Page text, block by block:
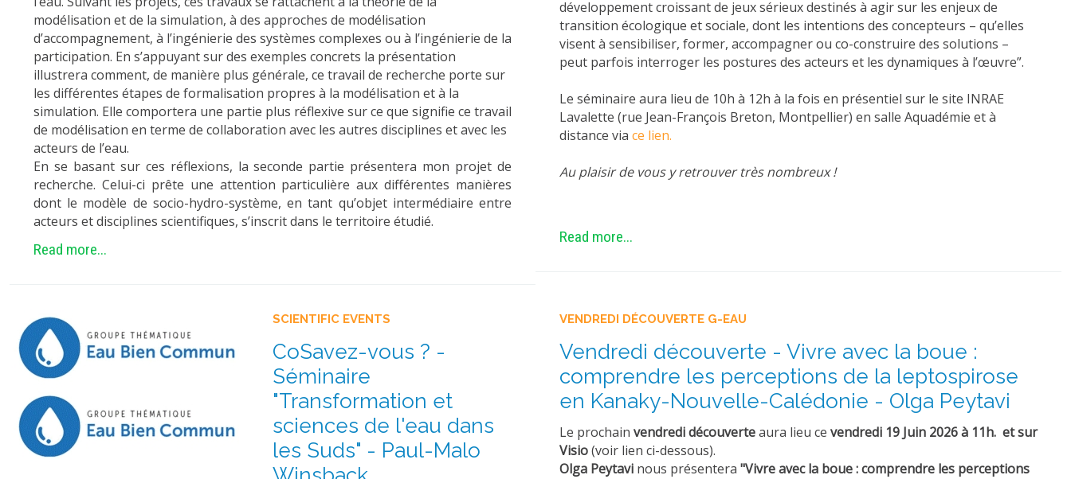
modélisation et de la simulation, à des approches de modélisation
d’accompagnement, à l’ingénierie des systèmes complexes ou à l’ingénierie de la
participation. En s’appuyant sur des exemples concrets la présentation
illustrera comment, de manière plus générale, ce travail de recherche porte sur
les différentes étapes de formalisation propres à la modélisation et à la
simulation. Elle comportera une partie plus réflexive sur ce que signifie ce travail
de modélisation en terme de collaboration avec les autres disciplines et avec les
acteurs de l’eau.
En se basant sur ces réflexions, la seconde partie présentera mon projet de
recherche. Celui-ci prête une attention particulière aux différentes manières
dont le modèle de socio-hydro-système, en tant qu’objet intermédiaire entre
acteurs et disciplines scientifiques, s’inscrit dans le territoire étudié.
Read more...
développement croissant de jeux sérieux destinés à agir sur les enjeux de
transition écologique et sociale, dont les intentions des concepteurs – qu’elles
visent à sensibiliser, former, accompagner ou co-construire des solutions –
peut parfois interroger les postures des acteurs et les dynamiques à l’œuvre”.
Le séminaire aura lieu de 10h à 12h à la fois en présentiel sur le site INRAE
Lavalette (rue Jean-François Breton, Montpellier) en salle Aquadémie et à
distance via ce lien.
Au plaisir de vous y retrouver très nombreux !
Read more...
SCIENTIFIC EVENTS
CoSavez-vous ? -
Séminaire
"Transformation et
sciences de l'eau dans
les Suds" - Paul-Malo
VENDREDI DÉCOUVERTE G-EAU
Vendredi découverte - Vivre avec la boue :
comprendre les perceptions de la leptospirose
en Kanaky-Nouvelle-Calédonie - Olga Peytavi
Le prochain vendredi découverteaura lieu ce vendredi 19 Juin 2026 à 11h. et sur
Visio(voir lien ci-dessous).
Olga Peytavi nous présentera "Vivre avec la boue : comprendre les perceptions